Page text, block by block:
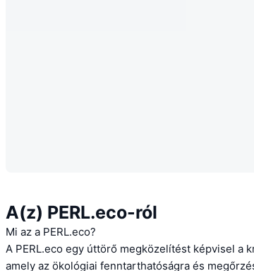
A(z) PERL.eco-ról
Mi az a PERL.eco?
A PERL.eco egy úttörő megközelítést képvisel a
amely az ökológiai fenntarthatóságra és